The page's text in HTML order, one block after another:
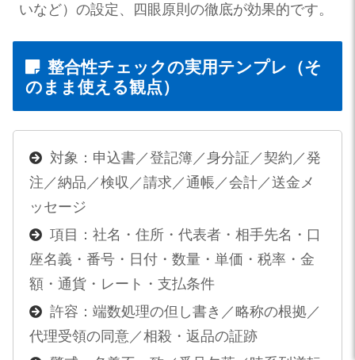
いなど）の設定、四眼原則の徹底が効果的です。
整合性チェックの実用テンプレ（そ
のまま使える観点）
対象：申込書／登記簿／身分証／契約／発
注／納品／検収／請求／通帳／会計／送金メ
ッセージ
項目：社名・住所・代表者・相手先名・口
座名義・番号・日付・数量・単価・税率・金
額・通貨・レート・支払条件
許容：端数処理の但し書き／略称の根拠／
代理受領の同意／相殺・返品の証跡